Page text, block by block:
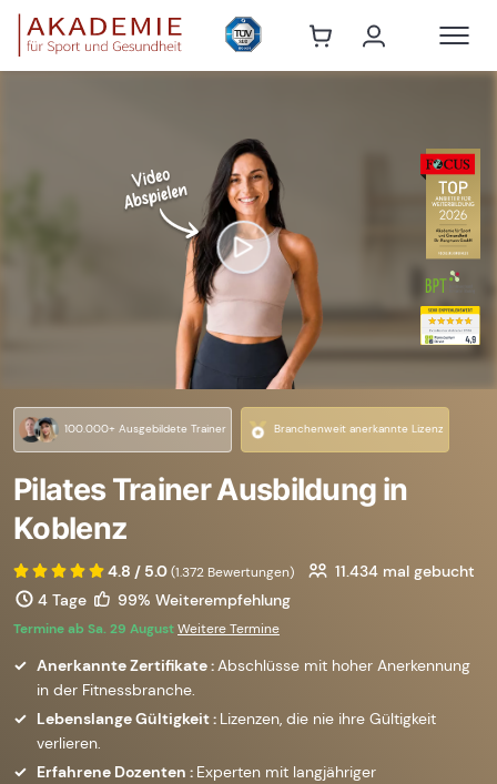
100.000+ Ausgebildete Trainer Branchenweit anerkannte Lizenz
Pilates Trainer Ausbildung in
Koblenz
4.8 / 5.0(1.372 Bewertungen) 11.434mal gebucht
4 Tage
99% Weiterempfehlung
Termine ab Sa. 29 AugustWeitere Termine
Anerkannte Zertifikate :Abschlüsse mit hoher Anerkennung
in der Fitnessbranche.
Lebenslange Gültigkeit : Lizenzen, die nie ihre Gültigkeit
verlieren.
Erfahrene Dozenten : Experten mit langjähriger